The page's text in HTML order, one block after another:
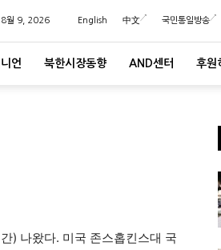
8월 9, 2026 English 中文 국민통일방송
언 북한시장동향 AND센터 후원
) 나왔다. 미국 존스홉킨스대 국